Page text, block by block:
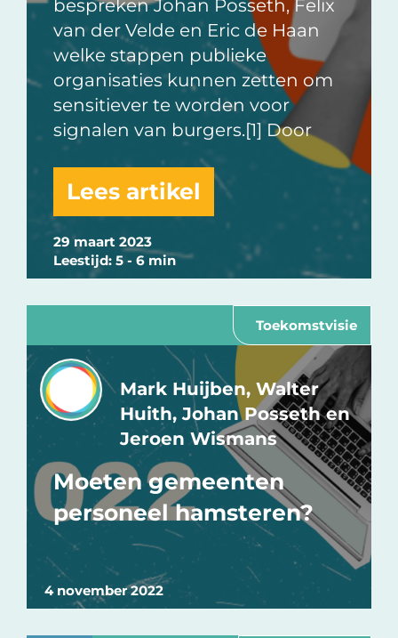
29 maart 2023
Leestijd: 5 - 6 min
bespreken Johan Posseth, Felix
van der Velde en Eric de Haan
welke stappen publieke
organisaties kunnen zetten om
sensitiever te worden voor
signalen van burgers.[1] Door
Lees artikel
Toekomstvisie
4 november 2022
Mark Huijben, Walter
Huith, Johan Posseth en
Jeroen Wismans
Moeten gemeenten
personeel hamsteren?